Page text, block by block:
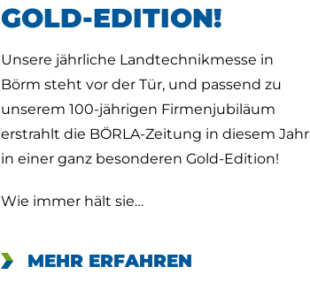
GOLD-EDITION!
Unsere jährliche Landtechnikmesse in
Börm steht vor der Tür, und passend zu
unserem 100-jährigen Firmenjubiläum
erstrahlt die BÖRLA-Zeitung in diesem Jahr
in einer ganz besonderen Gold-Edition!
Wie immer hält sie…
MEHR ERFAHREN